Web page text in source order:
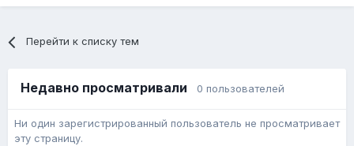
Перейти к списку тем
Недавно просматривали 0 пользователей
Ни один зарегистрированный пользователь не просматривает
эту страницу.